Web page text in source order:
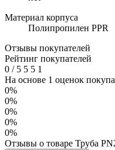
Материал корпуса
Полипропилен PPR
Отзывы покупателей
Рейтинг покупателей
0 /5 5 5 1
На основе 1 оценок
0%
0%
0%
0%
0%
Отзывы о товаре Труба